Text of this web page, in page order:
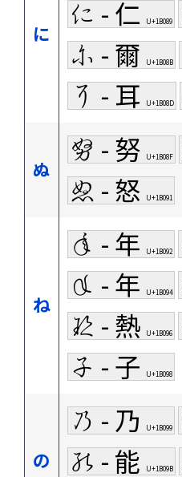
に
𛂉 - 仁 U+1B089
𛂋 - 爾 U+1B08B
𛂍 - 耳 U+1B08D
ぬ
𛂏 - 努 U+1B08F
𛂑 - 怒 U+1B091
ね
𛂒 - 年 U+1B092
𛂔 - 年 U+1B094
𛂖 - 熱 U+1B096
𛂘 - 子 U+1B098
の
𛂙 - 乃 U+1B099
𛂛 - 能 U+1B09B